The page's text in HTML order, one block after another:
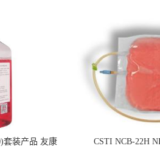
套装产品 友康
CSTI NCB-22H